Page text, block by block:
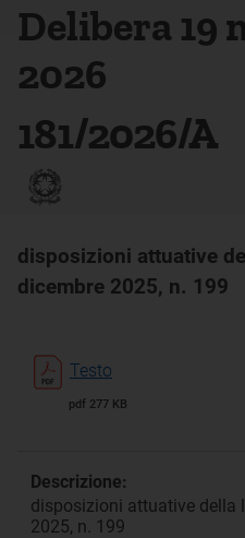
Delibera 19
2026
181/2026/A
disposizioni attuative
dicembre 2025, n. 199
Testo
pdf 277 KB
Descrizione:
disposizioni attuative della
2025, n. 199